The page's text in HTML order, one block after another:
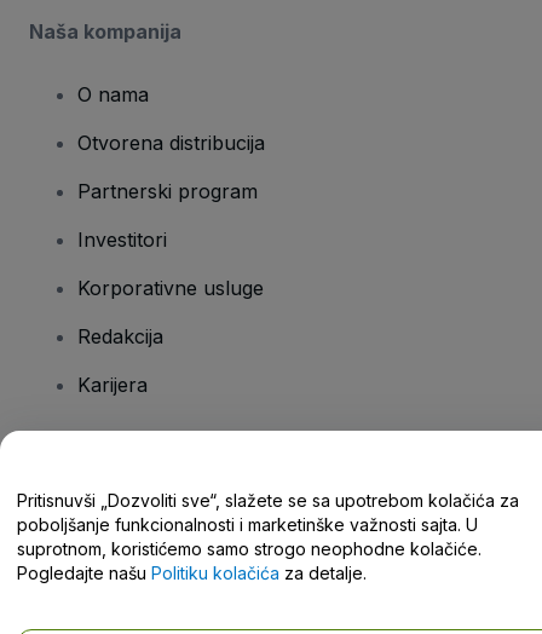
Naša kompanija
O nama
Otvorena distribucija
Partnerski program
Investitori
Korporativne usluge
Redakcija
Karijera
Centar za pomoć / Kontaktirajte nas
Pritisnuvši „Dozvoliti sve“, slažete se sa upotrebom kolačića za
poboljšanje funkcionalnosti i marketinške važnosti sajta. U
suprotnom, koristićemo samo strogo neophodne kolačiće.
Pogledajte našu Politiku kolačića za detalje.